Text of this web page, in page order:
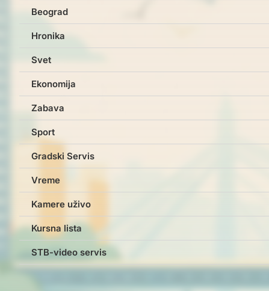
Beograd
Hronika
Svet
Ekonomija
Zabava
Sport
Gradski Servis
Vreme
Kamere uživo
Kursna lista
STB-video servis